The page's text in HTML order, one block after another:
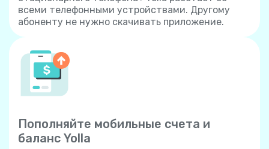
всеми телефонными устройствами. Другому
абоненту не нужно скачивать приложение.
Пополняйте мобильные счета и
баланс Yolla